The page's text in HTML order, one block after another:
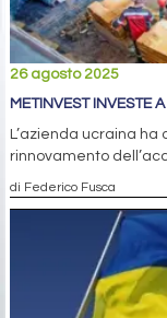
26 agosto 2025
METINVEST INVESTE
L’azienda ucraina
rinnovamento
di Federico Fusca